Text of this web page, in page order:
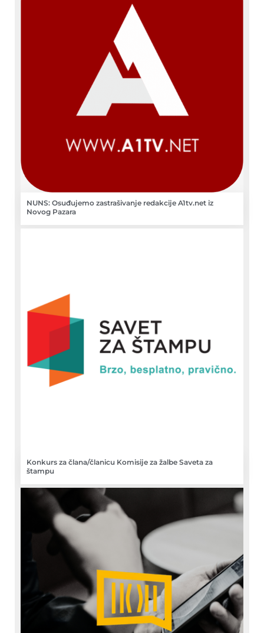
NUNS: Osuđujemo zastrašivanje redakcije A1tv.net iz
Novog Pazara
Konkurs za člana/članicu Komisije za žalbe Saveta za
štampu